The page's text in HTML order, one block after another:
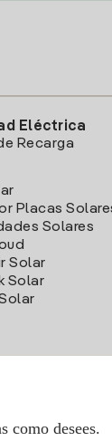
Eléctrica
Recarga
Placas
Solares
Solar
Solar
Solar
como desees.